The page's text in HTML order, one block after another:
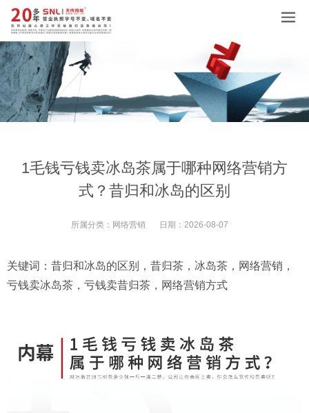
1毛钱亏钱卖冰岛茶属于哪种网络营销方
式？昔归和冰岛的区别
所属分类： 网络营销 日期： 2026-08-07
关键词： 昔归和冰岛的区别 ， 昔归茶 ， 冰岛茶 ， 网络营销 ，
亏钱卖冰岛茶 ， 亏钱卖昔归茶 ， 网络营销方式